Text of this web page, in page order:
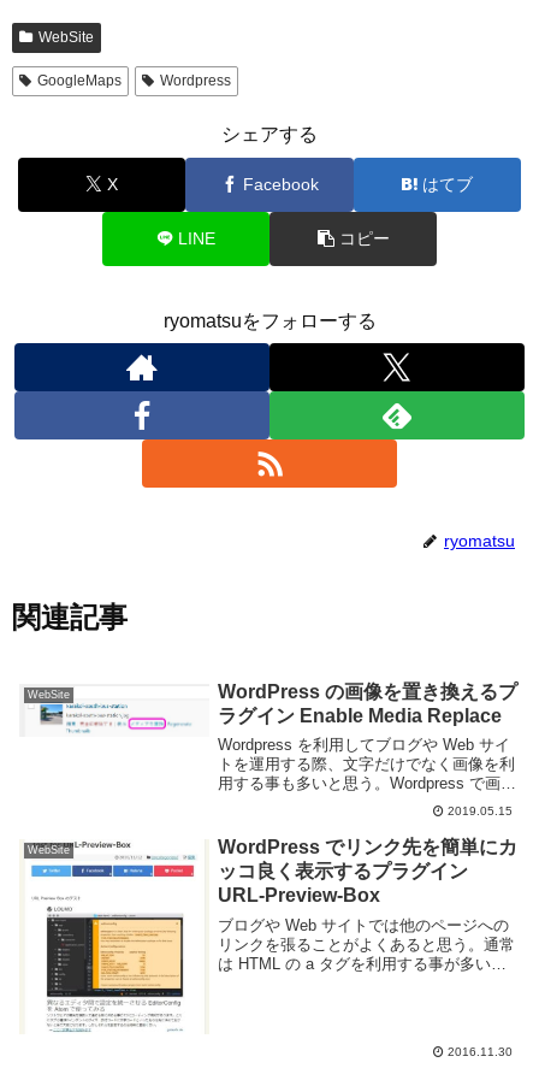
WebSite
GoogleMaps Wordpress
シェアする
X Facebook はてブ
LINE コピー
ryomatsuをフォローする
ryomatsu
関連記事
WebSite
WordPress の画像を置き換えるプ
ラグイン Enable Media Replace
Wordpress を利用してブログや Web サイ
トを運用する際、文字だけでなく画像を利
用する事も多いと思う。Wordpress で画像
を扱う際に一つ気を付けたいのが「一度ア
ップロードした画像を置き換える事が出来
ない」という点だ。画像に間...
2019.05.15
WebSite
WordPress でリンク先を簡単にカ
ッコ良く表示するプラグイン
URL-Preview-Box
ブログや Web サイトでは他のページへの
リンクを張ることがよくあると思う。通常
は HTML の a タグを利用する事が多いと
2016.11.30